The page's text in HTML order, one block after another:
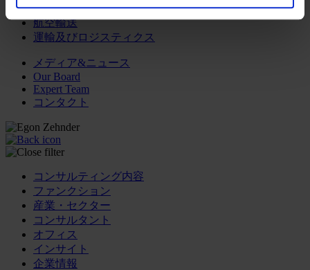
不動産
航空輸送
運輸及びロジスティクス
メディア&ニュース
Our Board
Expert Team
コンタクト
コンサルティング内容
ファンクション
産業・セクター
コンサルタント
オフィス
インサイト
企業情報